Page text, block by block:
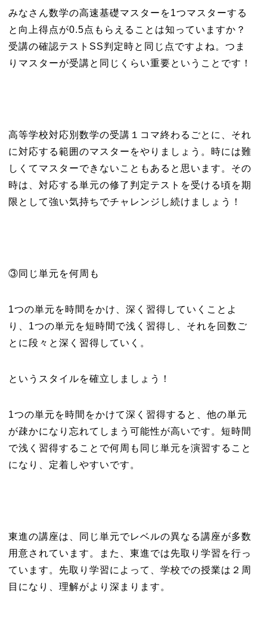
みなさん数学の高速基礎マスターを1つマスターする
と向上得点が0.5点もらえることは知っていますか？
受講の確認テストSS判定時と同じ点ですよね。つま
りマスターが受講と同じくらい重要ということです！
高等学校対応別数学の受講１コマ終わるごとに、それ
に対応する範囲のマスターをやりましょう。時には難
しくてマスターできないこともあると思います。その
時は、対応する単元の修了判定テストを受ける頃を期
限として強い気持ちでチャレンジし続けましょう！
③同じ単元を何周も
1つの単元を時間をかけ、深く習得していくことよ
り、1つの単元を短時間で浅く習得し、それを回数ご
とに段々と深く習得していく。
というスタイルを確立しましょう！
1つの単元を時間をかけて深く習得すると、他の単元
が疎かになり忘れてしまう可能性が高いです。短時間
で浅く習得することで何周も同じ単元を演習すること
になり、定着しやすいです。
東進の講座は、同じ単元でレベルの異なる講座が多数
用意されています。また、東進では先取り学習を行っ
ています。先取り学習によって、学校での授業は２周
目になり、理解がより深まります。